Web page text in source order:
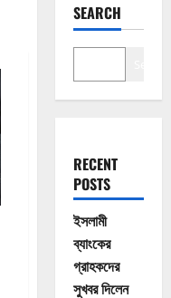
SEARCH
RECENT
POSTS
ইসলামী
ব্যাংকের
গ্রাহকদের
সুখবর দিলেন